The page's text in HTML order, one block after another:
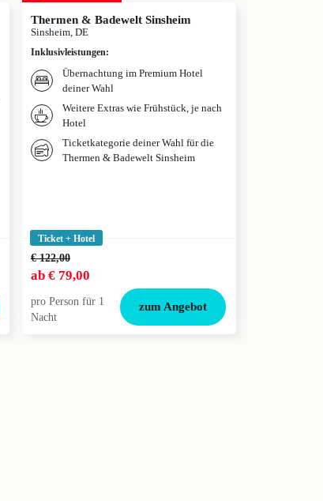
Thermen & Badewelt Sinsheim
Sinsheim, DE
Inklusivleistungen:
Übernachtung im Premium Hotel
deiner Wahl
Weitere Extras wie Frühstück, je nach
Hotel
Ticketkategorie deiner Wahl für die
Thermen & Badewelt Sinsheim
Ticket + Hotel
€ 122,00
ab € 79,00
pro Person für 1
Nacht
zum Angebot